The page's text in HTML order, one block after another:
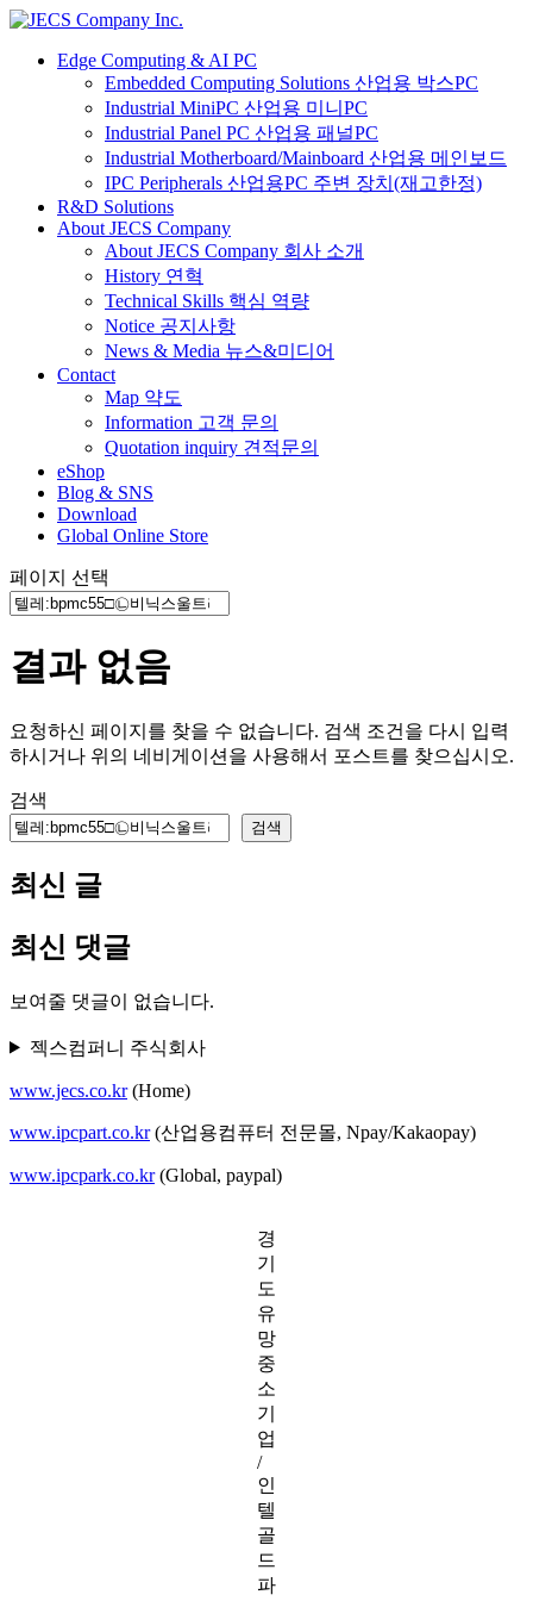
Edge Computing & AI PC
Embedded Computing Solutions 산업용 박스PC
Industrial MiniPC 산업용 미니PC
Industrial Panel PC 산업용 패널PC
Industrial Motherboard/Mainboard 산업용 메인보드
IPC Peripherals 산업용PC 주변 장치(재고한정)
R&D Solutions
About JECS Company
About JECS Company 회사 소개
History 연혁
Technical Skills 핵심 역량
Notice 공지사항
News & Media 뉴스&미디어
Contact
Map 약도
Information 고객 문의
Quotation inquiry 견적문의
eShop
Blog & SNS
Download
Global Online Store
페이지 선택
결과 없음
요청하신 페이지를 찾을 수 없습니다. 검색 조건을 다시 입력
하시거나 위의 네비게이션을 사용해서 포스트를 찾으십시오.
검색
검색
최신 글
최신 댓글
보여줄 댓글이 없습니다.
젝스컴퍼니 주식회사
www.jecs.co.kr(Home)
www.ipcpart.co.kr(산업용컴퓨터 전문몰, Npay/Kakaopay)
www.ipcpark.co.kr(Global, paypal)
경
기
도
유
망
중
소
기
업
/
인
텔
골
드
파